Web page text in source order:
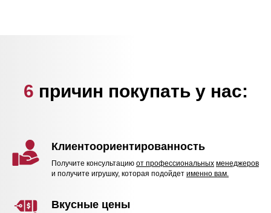
6 причин покупать у нас:
Клиентоориентированность
Получите консультацию от профессиональных менеджеров
и получите игрушку, которая подойдет именно вам.
Вкусные цены